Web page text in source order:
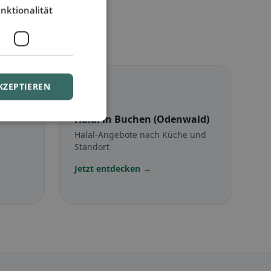
Halalin Buchen (Odenwald)
Halal-Angebote nach Küche und
Standort
Jetzt entdecken →